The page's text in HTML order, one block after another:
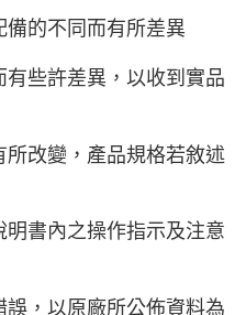
的不同而有所差異
些許差異，以收到實品
改變，產品規格若敘述
書內之操作指示及注意
，以原廠所公佈資料為